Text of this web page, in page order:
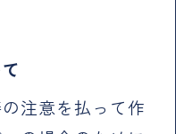
注意を払って作